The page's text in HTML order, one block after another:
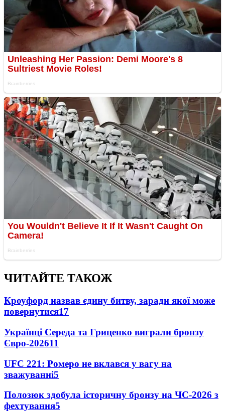
ЧИТАЙТЕ ТАКОЖ
Кроуфорд назвав єдину битву, заради якої може
повернутися17
Українці Середа та Гриценко виграли бронзу
Євро-202611
UFC 221: Ромеро не вклався у вагу на
зважуванні5
Полозюк здобула історичну бронзу на ЧС-2026 з
фехтування5